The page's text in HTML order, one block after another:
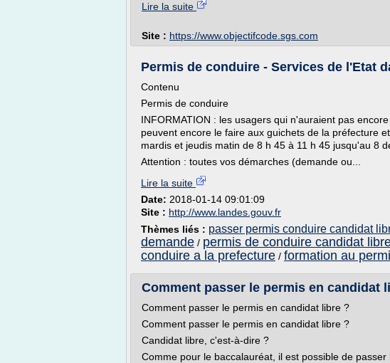
Lire la suite
Site : https://www.objectifcode.sgs.com
Permis de conduire - Services de l'Etat
Contenu
Permis de conduire
INFORMATION : les usagers qui n'auraient pas
peuvent encore le faire aux guichets de la préfecture
mardis et jeudis matin de 8 h 45 à 11 h 45 jusqu'au 8
Attention : toutes vos démarches (demande ou...
Lire la suite
Date: 2018-01-14 09:01:09
Site : http://www.landes.gouv.fr
Thèmes liés : passer permis conduire candidat
demande / permis de conduire candidat
conduire a la prefecture / formation au
Comment passer le permis en candidat
Comment passer le permis en candidat libre ?
Comment passer le permis en candidat libre ?
Candidat libre, c'est-à-dire ?
Comme pour le baccalauréat, il est possible de